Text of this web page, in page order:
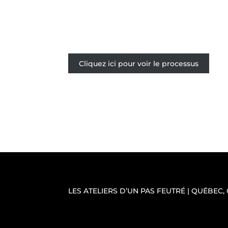
Cliquez ici pour voir le processus
LES ATELIERS D’UN PAS FEUTRÉ |